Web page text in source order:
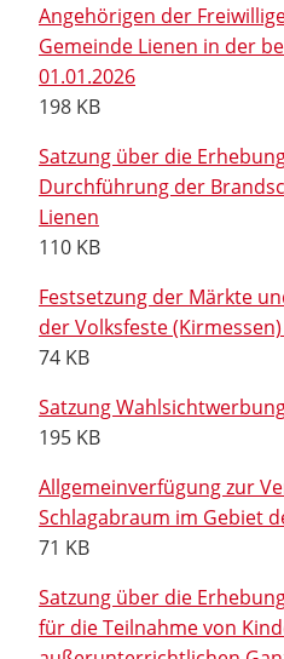
Angehörigen der
Gemeinde Lienen in der
01.01.2026
198 KB
Satzung über die
Durchführung der
Lienen
110 KB
Festsetzung der Märkte
der Volksfeste
74 KB
Satzung
195 KB
Allgemeinverfügung zur
Schlagabraum im Gebiet
71 KB
Satzung über die
für die Teilnahme von